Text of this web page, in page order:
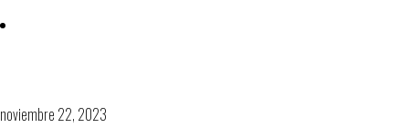
noviembre 22, 2023